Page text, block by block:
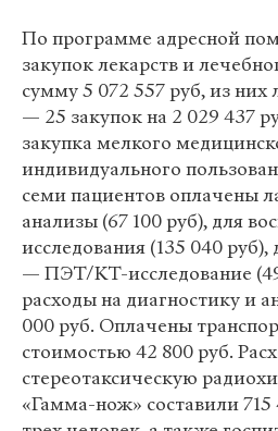
По программе адресной
закупок лекарств и
сумму 5 072 557 руб, из них
— 25 закупок на 2 029 437
закупка мелкого
индивидуального
семи пациентов оплачены
анализы (67 100 руб), для
исследования (135 040
— ПЭТ/КТ-исследование
расходы на диагностику и
000 руб. Оплачены
стоимостью 42 800 руб.
стереотаксическую
«Гамма-нож» составили 715